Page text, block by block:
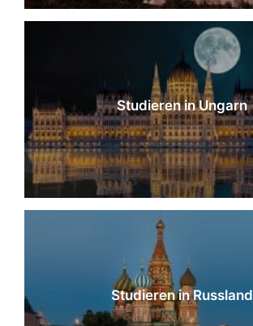
Studieren in Ungarn
Studieren in Russland